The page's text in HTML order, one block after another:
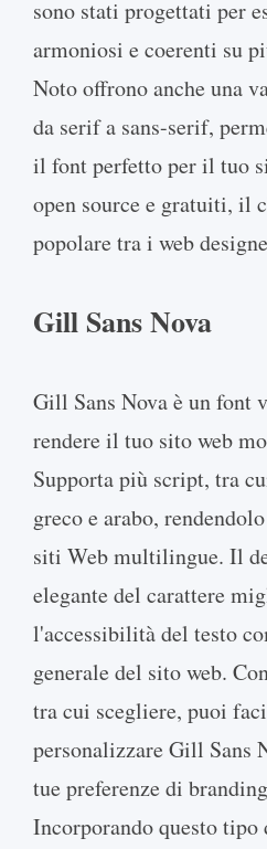
sono stati progettati per
armoniosi e coerenti su
Noto offrono anche una
da serif a sans-serif,
il font perfetto per il tuo
open source e gratuiti, il
popolare tra i web
Gill Sans Nova
Gill Sans Nova è un font
rendere il tuo sito web
Supporta più script, tra
greco e arabo,
siti Web multilingue. Il
elegante del carattere
l'accessibilità del testo
generale del sito web.
tra cui scegliere, puoi
personalizzare Gill Sans
tue preferenze di
Incorporando questo